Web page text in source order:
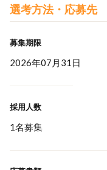
選考方法・応募先
募集期限
2026年07月31日
採用人数
1名募集